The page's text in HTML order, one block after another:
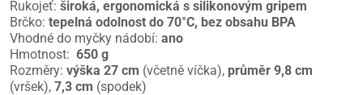
Rukojeť: široká, ergonomická s silikonovým gripem
Brčko: tepelná odolnost do 70°C, bez obsahu BPA
Vhodné do myčky nádobí: ano
Hmotnost: 650 g
Rozměry: výška 27 cm (včetně víčka), průměr 9,8 cm
(vršek), 7,3 cm (spodek)